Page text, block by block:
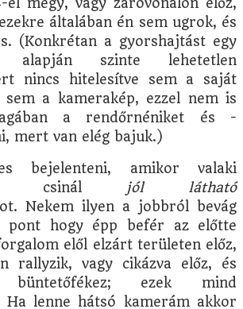
általában én sem ugrok, és
(Konkrétan a gyorshajtást egy
alapján szinte lehetetlen
nincs hitelesítve sem a saját
sem a kamerakép, ezzel nem is
a rendőrnéniket és -
mert van elég bajuk.)
bejelenteni, amikor valaki
csinál
jól látható
Nekem ilyen a jobbról bevág
pont hogy épp befér az előtte
elől elzárt területen előz,
rallyzik, vagy cikázva előz, és
ezek mind
Ha lenne hátsó kamerám akkor